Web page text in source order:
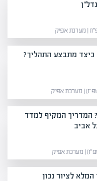
כיצד מתבצע התהליך?
המדריך המקיף למדד
אביב
לציור נכון